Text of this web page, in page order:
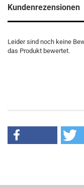
Kundenrezensionen
Leider sind noch keine
das Produkt bewertet.